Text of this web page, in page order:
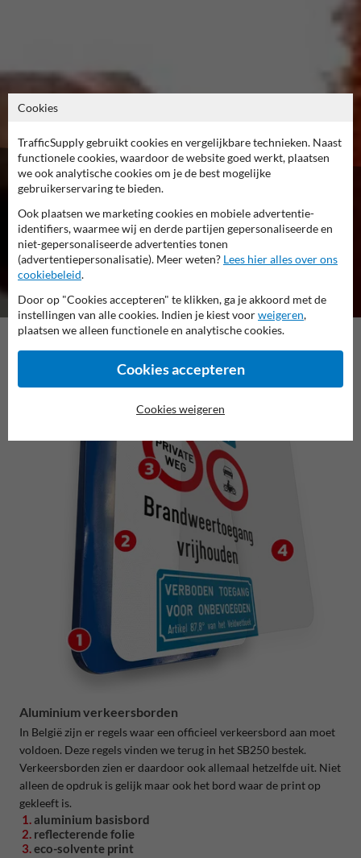
Zo worden verkeersborden
gemaakt
Aluminium verkeersborden
In België zijn er regels waar een officieel verkeersbord aan moet
voldoen. Deze regels vinden we terug in het SB250 bestek.
Verkeersborden zien er daardoor ook allemaal hetzelfde uit. Niet
alleen de opdruk is gelijk maar ook het bord waar de print op
gekleeft is.
1.aluminium basisbord
2.reflecterende folie
3.eco-solvente print
Cookies
TrafficSupply gebruikt cookies en vergelijkbare technieken. Naast
functionele cookies, waardoor de website goed werkt, plaatsen
we ook analytische cookies om je de best mogelijke
gebruikerservaring te bieden.
Ook plaatsen we marketing cookies en mobiele advertentie-
identifiers, waarmee wij en derde partijen gepersonaliseerde en
niet-gepersonaliseerde advertenties tonen
(advertentiepersonalisatie). Meer weten? Lees hier alles over ons
cookiebeleid.
Door op "Cookies accepteren" te klikken, ga je akkoord met de
instellingen van alle cookies. Indien je kiest voorweigeren,
plaatsen we alleen functionele en analytische cookies.
Cookies accepteren
Cookies weigeren